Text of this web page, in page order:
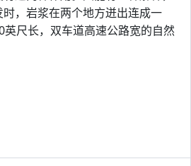
，岩浆在两个地方迸出连成一
尺长，双车道高速公路宽的自然